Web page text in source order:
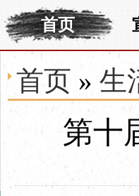
首页
首页 » 生
第十